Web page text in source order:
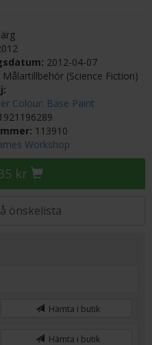
2012-04-07
Målartillbehör (Science Fiction)
Colour: Base Paint
113910
Workshop
kr
önskelista
Hämta i butik
Hämta i butik